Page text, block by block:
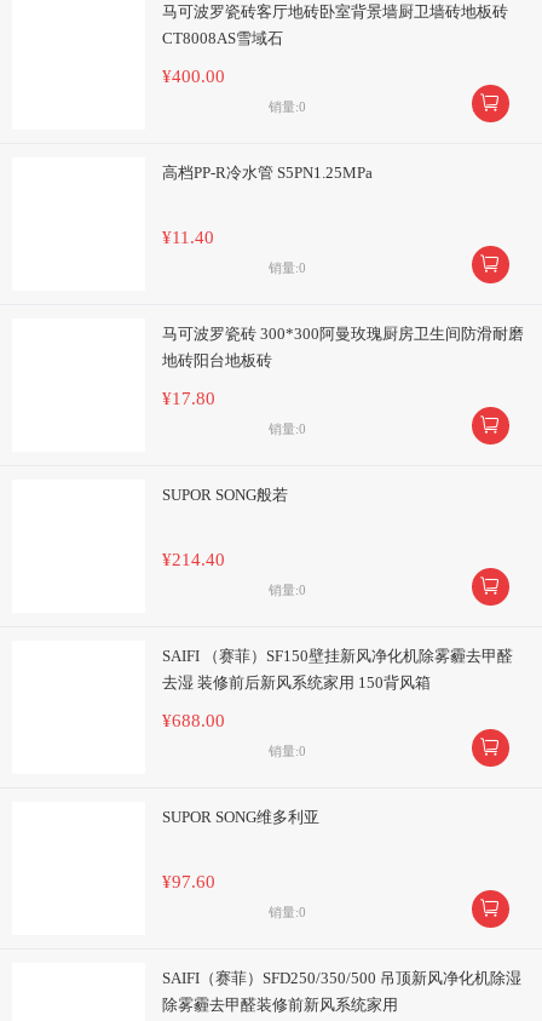
马可波罗瓷砖客厅地砖卧室背景墙厨卫墙砖地板砖
CT8008AS雪域石
¥400.00
销量:0 
高档PP-R冷水管 S5PN1.25MPa
¥11.40
销量:0 
马可波罗瓷砖 300*300阿曼玫瑰厨房卫生间防滑耐磨
地砖阳台地板砖
¥17.80
销量:0 
SUPOR SONG般若
¥214.40
销量:0 
SAIFI （赛菲）SF150壁挂新风净化机除雾霾去甲醛
去湿 装修前后新风系统家用 150背风箱
¥688.00
销量:0 
SUPOR SONG维多利亚
¥97.60
销量:0 
SAIFI（赛菲）SFD250/350/500 吊顶新风净化机除湿
除雾霾去甲醛装修前新风系统家用